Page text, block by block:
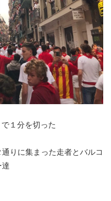
１分を切った
りに集まった走者とバルコ
達